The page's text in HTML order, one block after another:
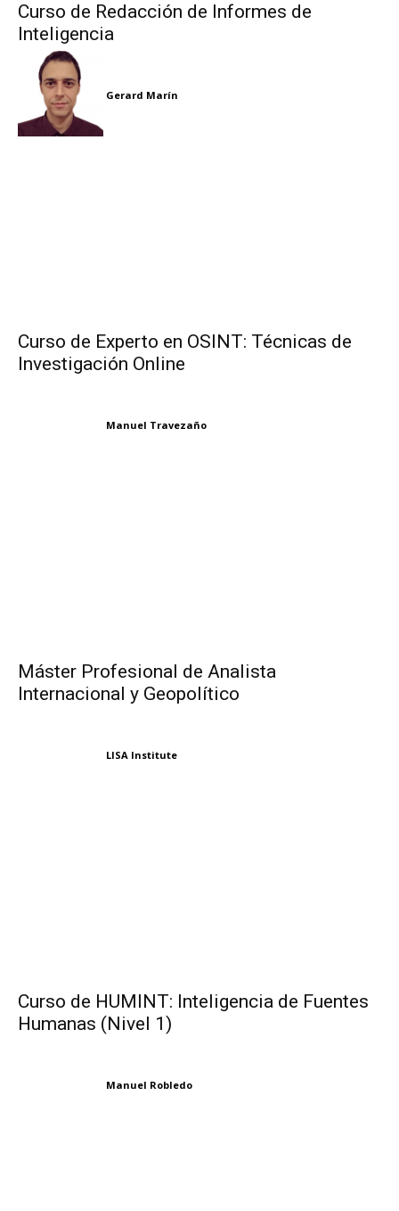
Curso de Redacción de Informes de
Inteligencia
Gerard Marín
Curso de Experto en OSINT: Técnicas de
Investigación Online
Manuel Travezaño
Máster Profesional de Analista
Internacional y Geopolítico
LISA Institute
Curso de HUMINT: Inteligencia de Fuentes
Humanas (Nivel 1)
Manuel Robledo